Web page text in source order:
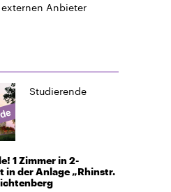
externen Anbieter
Studierende
1 Zimmer in 2-
in der Anlage „Rhinstr.